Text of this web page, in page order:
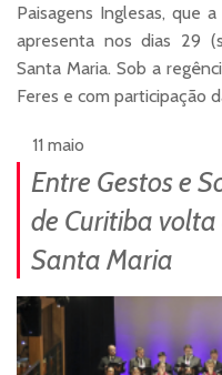
Paisagens Inglesas, que
apresenta nos dias 29
Santa Maria. Sob a
Feres e com participação
11 maio
Entre Gestos e
de Curitiba
Santa Maria